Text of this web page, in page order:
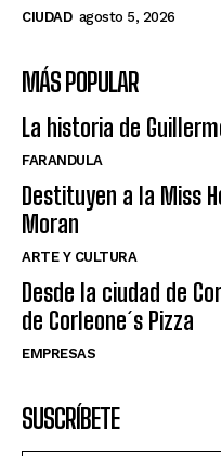
CIUDAD agosto 5, 2026
MÁS POPULAR
La historia de
FARANDULA
Destituyen a la Miss
Moran
ARTE Y CULTURA
Desde la ciudad de
de Corleone´s Pizza
EMPRESAS
SUSCRÍBETE